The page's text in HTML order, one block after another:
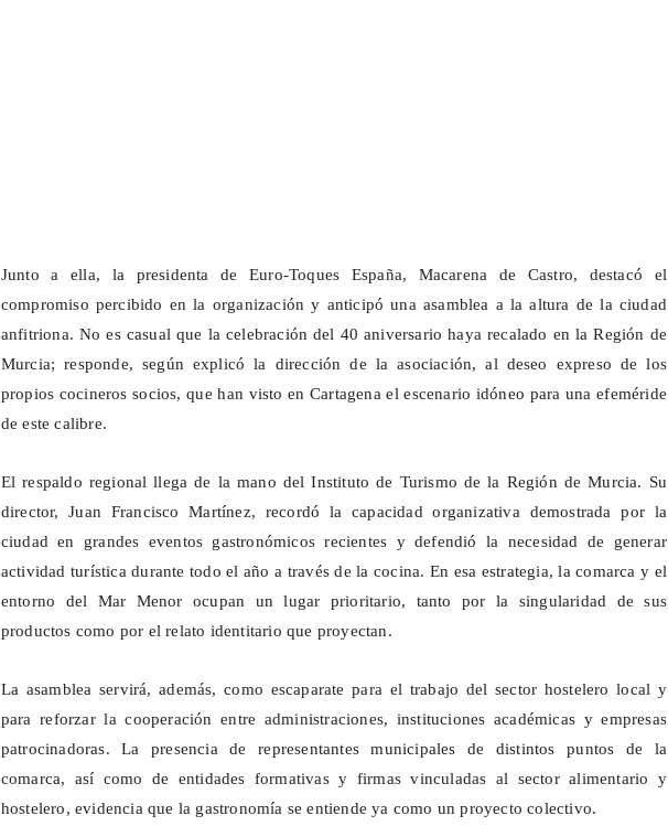
Junto a ella, la presidenta de Euro-Toques España, Macarena de Castro, destacó el
compromiso percibido en la organización y anticipó una asamblea a la altura de la ciudad
anfitriona. No es casual que la celebración del 40 aniversario haya recalado en la Región de
Murcia; responde, según explicó la dirección de la asociación, al deseo expreso de los
propios cocineros socios, que han visto en Cartagena el escenario idóneo para una efeméride
de este calibre.
El respaldo regional llega de la mano del Instituto de Turismo de la Región de Murcia. Su
director, Juan Francisco Martínez, recordó la capacidad organizativa demostrada por la
ciudad en grandes eventos gastronómicos recientes y defendió la necesidad de generar
actividad turística durante todo el año a través de la cocina. En esa estrategia, la comarca y el
entorno del Mar Menor ocupan un lugar prioritario, tanto por la singularidad de sus
productos como por el relato identitario que proyectan.
La asamblea servirá, además, como escaparate para el trabajo del sector hostelero local y
para reforzar la cooperación entre administraciones, instituciones académicas y empresas
patrocinadoras. La presencia de representantes municipales de distintos puntos de la
comarca, así como de entidades formativas y firmas vinculadas al sector alimentario y
hostelero, evidencia que la gastronomía se entiende ya como un proyecto colectivo.